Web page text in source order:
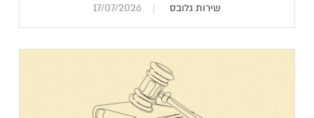
שירות גלובס 17/07/2026